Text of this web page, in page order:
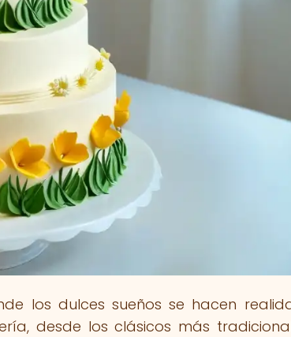
los dulces sueños se hacen
desde los clásicos más